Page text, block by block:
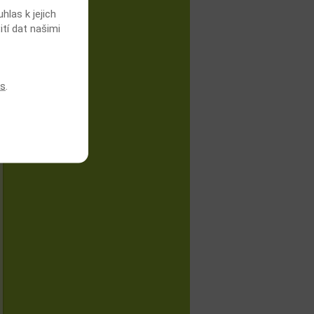
k jejich
dat našimi